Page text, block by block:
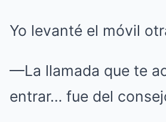
Yo levanté el móvil
—La llamada que te
entrar… fue del